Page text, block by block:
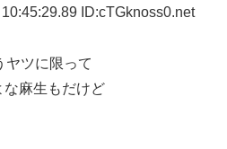
10:45:29.89 ID:cTGknoss0.net
ヤツに限って
な麻生もだけど